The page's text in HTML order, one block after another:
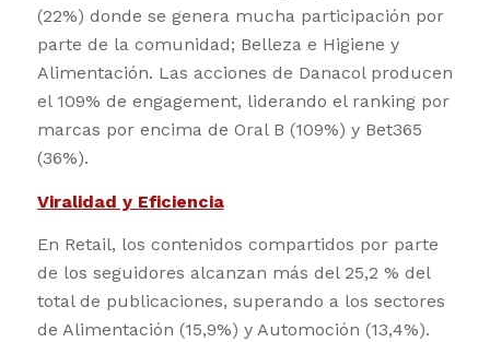
(22%) donde se genera mucha participación por
parte de la comunidad; Belleza e Higiene y
Alimentación. Las acciones de Danacol producen
el 109% de engagement, liderando el ranking por
marcas por encima de Oral B (109%) y Bet365
(36%).
Viralidad y Eficiencia
En Retail, los contenidos compartidos por parte
de los seguidores alcanzan más del 25,2 % del
total de publicaciones, superando a los sectores
de Alimentación (15,9%) y Automoción (13,4%).